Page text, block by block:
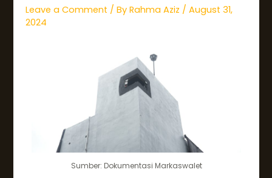
Leave a Comment / By Rahma Aziz / August 31,
2024
Sumber: Dokumentasi Markaswalet